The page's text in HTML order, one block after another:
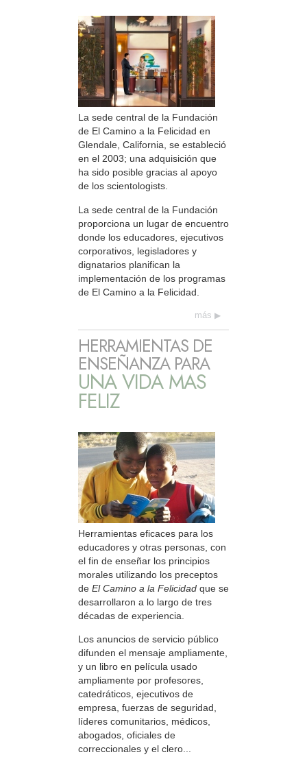
La sede central de la Fundación
de El Camino a la Felicidad en
Glendale, California, se estableció
en el 2003; una adquisición que
ha sido posible gracias al apoyo
de los scientologists.
La sede central de la Fundación
proporciona un lugar de encuentro
donde los educadores, ejecutivos
corporativos, legisladores y
dignatarios planifican la
implementación de los programas
de El Camino a la Felicidad.
más
HERRAMIENTAS DE
ENSEÑANZA PARA
UNA VIDA MAS
FELIZ
Herramientas eficaces para los
educadores y otras personas, con
el fin de enseñar los principios
morales utilizando los preceptos
de El Camino a la Felicidad que se
desarrollaron a lo largo de tres
décadas de experiencia.
Los anuncios de servicio público
difunden el mensaje ampliamente,
y un libro en película usado
ampliamente por profesores,
catedráticos, ejecutivos de
empresa, fuerzas de seguridad,
líderes comunitarios, médicos,
abogados, oficiales de
correccionales y el clero...